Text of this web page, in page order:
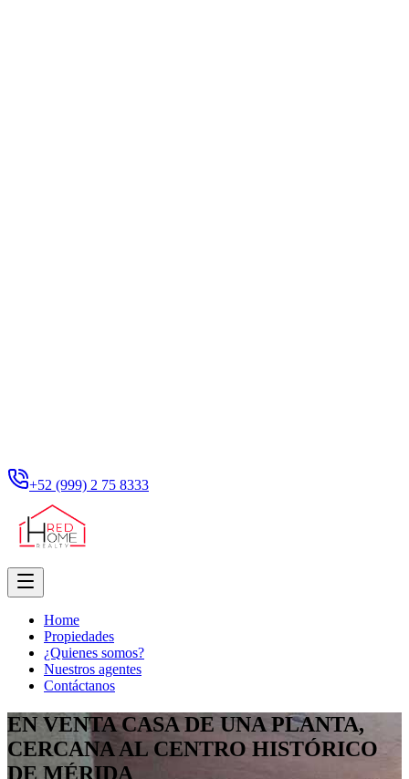
+52 (999) 2 75 8333
Home
Propiedades
¿Quienes somos?
Nuestros agentes
Contáctanos
EN VENTA CASA DE UNA PLANTA,
CERCANA AL CENTRO HISTÓRICO
DE MÉRIDA